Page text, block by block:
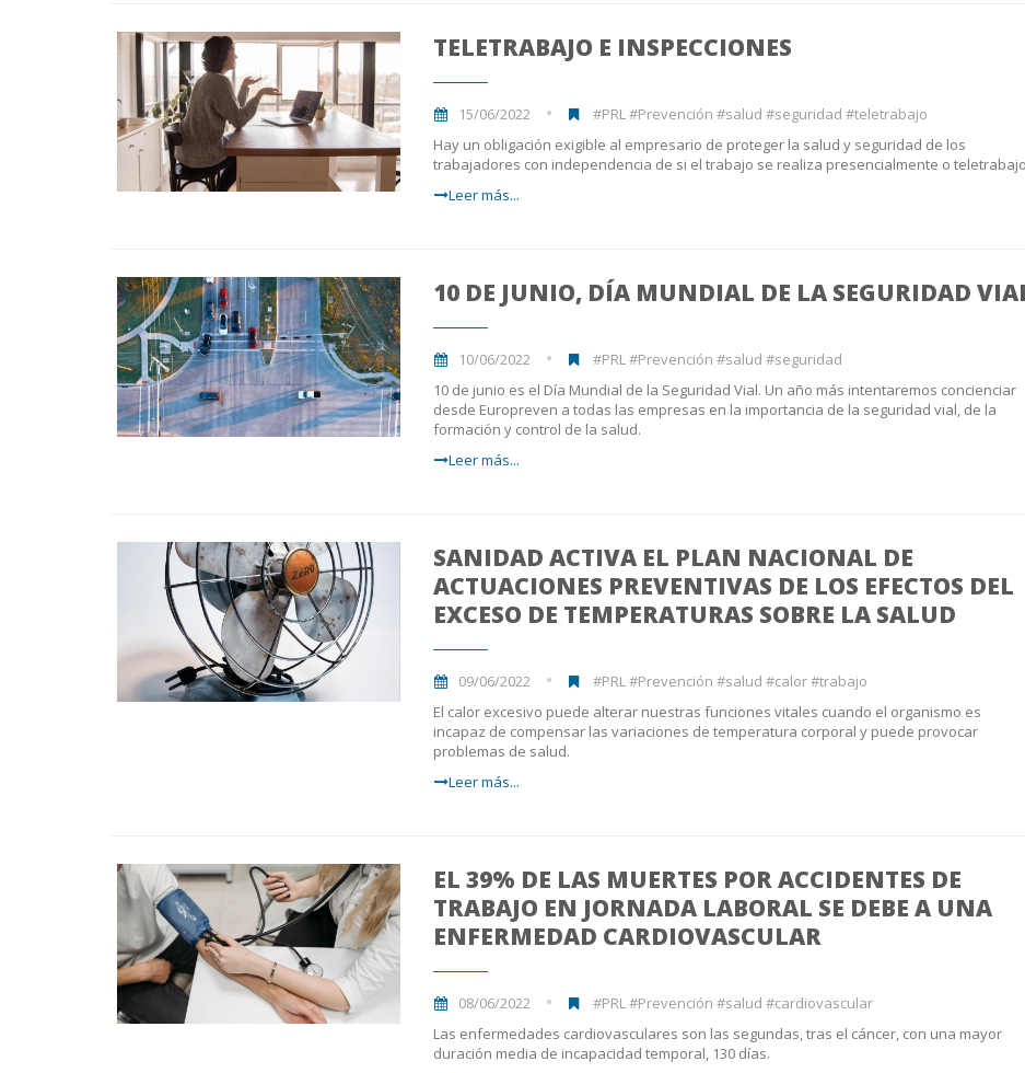
TELETRABAJO E INSPECCIONES
15/06/2022
#PRL #Prevención #salud #seguridad #teletrabajo
Hay un obligación exigible al empresario de proteger la salud y seguridad de los
trabajadores con independencia de si el trabajo se realiza presencialmente o
Leer más...
10 DE JUNIO, DÍA MUNDIAL DE LA SEGURIDAD
10/06/2022
#PRL #Prevención #salud #seguridad
10 de junio es el Día Mundial de la Seguridad Vial. Un año más intentaremos concienciar
desde Europreven a todas las empresas en la importancia de la seguridad vial, de la
formación y control de la salud.
Leer más...
SANIDAD ACTIVA EL PLAN NACIONAL DE
ACTUACIONES PREVENTIVAS DE LOS EFECTOS DEL
EXCESO DE TEMPERATURAS SOBRE LA SALUD
09/06/2022
#PRL #Prevención #salud #calor #trabajo
El calor excesivo puede alterar nuestras funciones vitales cuando el organismo es
incapaz de compensar las variaciones de temperatura corporal y puede provocar
problemas de salud.
Leer más...
EL 39% DE LAS MUERTES POR ACCIDENTES DE
TRABAJO EN JORNADA LABORAL SE DEBE A UNA
ENFERMEDAD CARDIOVASCULAR
08/06/2022
#PRL #Prevención #salud #cardiovascular
Las enfermedades cardiovasculares son las segundas, tras el cáncer, con una mayor
duración media de incapacidad temporal, 130 días.